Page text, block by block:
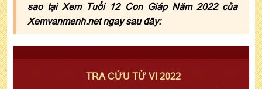
sao tại Xem Tuổi 12 Con Giáp Năm 2022 của
Xemvanmenh.net ngay sau đây:
TRA CỨU TỬ VI 2022